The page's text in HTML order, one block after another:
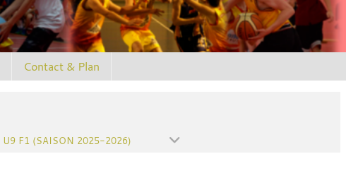
Contact & Plan
U9 F1 (SAISON 2025-2026)